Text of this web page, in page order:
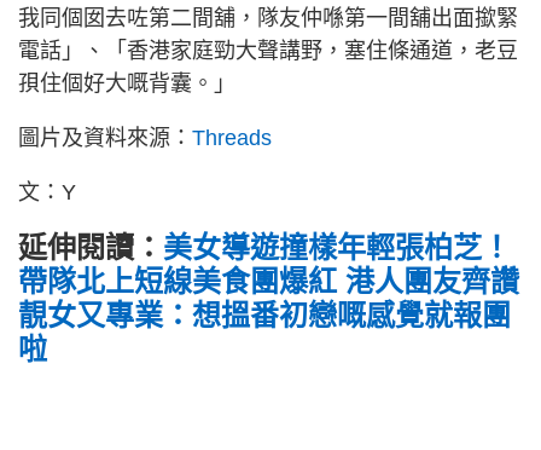
我同個囡去咗第二間舖，隊友仲喺第一間舖出面撳緊
電話」、「香港家庭勁大聲講野，塞住條通道，老豆
孭住個好大嘅背囊。」
圖片及資料來源： Threads
文：Y
延伸閱讀： 美女導遊撞樣年輕張柏芝！
帶隊北上短線美食團爆紅 港人團友齊讚
靚女又專業：想搵番初戀嘅感覺就報團
啦